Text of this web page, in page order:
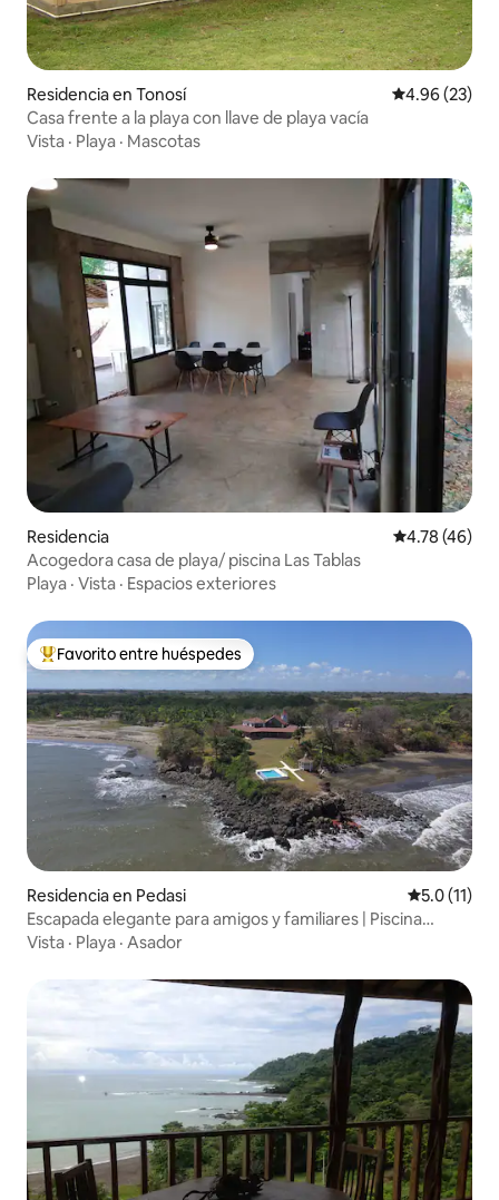
Residencia en Tonosí Calificación
4.96 (23)
Casa frente a la playa con llave de playa vacía
Vista · Playa · Mascotas
Residencia Calificación
4.78 (46)
Acogedora casa de playa/ piscina Las Tablas
Playa · Vista · Espacios exteriores
De los mejores en Favorito entre huéspedes
Favorito entre huéspedes
Residencia en Pedasi Calificación
5.0 (11)
Escapada elegante para amigos y familiares | Piscina
frente al mar
Vista · Playa · Asador